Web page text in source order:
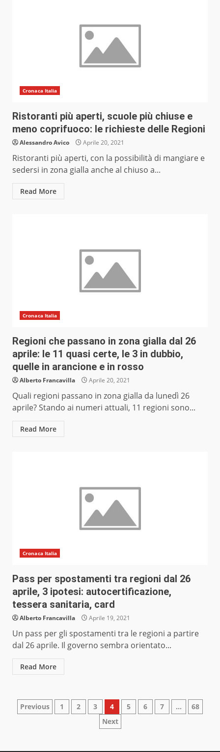
Cronaca Italia
Ristoranti più aperti, scuole più chiuse e
meno coprifuoco: le richieste delle Regioni
Alessandro Avico Aprile 20, 2021
Ristoranti più aperti, con la possibilità di mangiare e
sedersi in zona gialla anche al chiuso a...
Read More
Cronaca Italia
Regioni che passano in zona gialla dal 26
aprile: le 11 quasi certe, le 3 in dubbio,
quelle in arancione e in rosso
Alberto Francavilla Aprile 20, 2021
Quali regioni passano in zona gialla da lunedì 26
aprile? Stando ai numeri attuali, 11 regioni sono...
Read More
Cronaca Italia
Pass per spostamenti tra regioni dal 26
aprile, 3 ipotesi: autocertificazione,
tessera sanitaria, card
Alberto Francavilla Aprile 19, 2021
Un pass per gli spostamenti tra le regioni a partire
dal 26 aprile. Il governo sembra orientato...
Read More
Paginazione
articoli
Previous 1 2 3 4 5 6 7 …
68
Next